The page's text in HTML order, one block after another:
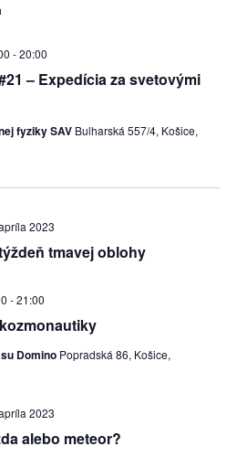
– Expedícia za svetovými
-20:00
fyziky SAV Bulharská 557/4, Košice,
tmavej oblohy
2023
-21:00
Domino Popradská 86, Košice,
alebo meteor?
2023